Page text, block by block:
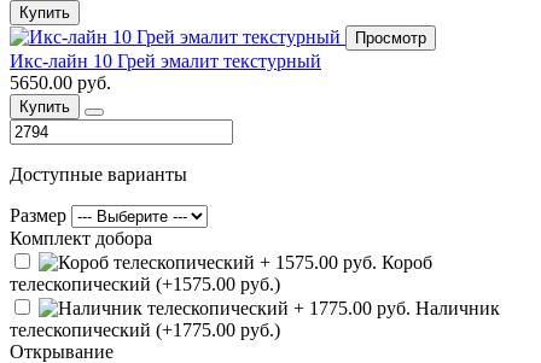
Купить
Просмотр
Икс-лайн 10 Грей эмалит текстурный
5650.00 руб.
Купить
Доступные варианты
Размер
Комплект добора
Короб
телескопический (+1575.00 руб.)
Наличник
телескопический (+1775.00 руб.)
Открывание